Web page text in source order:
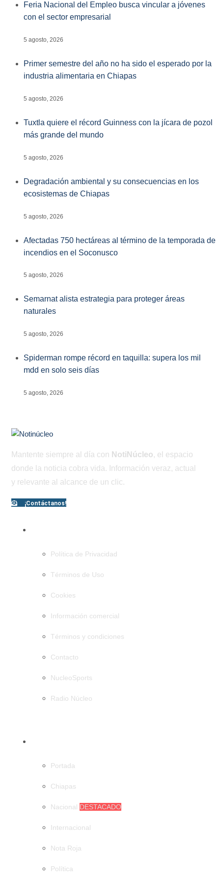
Feria Nacional del Empleo busca vincular a jóvenes
con el sector empresarial
5 agosto, 2026
Primer semestre del año no ha sido el esperado por la
industria alimentaria en Chiapas
5 agosto, 2026
Tuxtla quiere el récord Guinness con la jícara de pozol
más grande del mundo
5 agosto, 2026
Degradación ambiental y su consecuencias en los
ecosistemas de Chiapas
5 agosto, 2026
Afectadas 750 hectáreas al término de la temporada de
incendios en el Soconusco
5 agosto, 2026
Semarnat alista estrategia para proteger áreas
naturales
5 agosto, 2026
Spiderman rompe récord en taquilla: supera los mil
mdd en solo seis días
5 agosto, 2026
Mantente siempre al día con NotiNúcleo, el espacio
donde la noticia cobra vida. Información veraz, actual
y relevante al alcance de un clic.
¡Contáctanos!
Política de Privacidad
Términos de Uso
Cookies
Información comercial
Términos y condiciones
Contacto
NucleoSports
Radio Núcleo
Portada
Chiapas
Nacional DESTACADO
Internacional
Nota Roja
Política